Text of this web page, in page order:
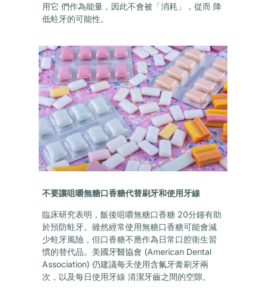
用它 們作為能量，因此不會被「消耗」，從而 降
低蛀牙的可能性。
不要讓咀嚼無糖口香糖代替刷牙和使用牙線
臨床研究表明，飯後咀嚼無糖口香糖 20分鐘有助
於預防蛀牙。雖然經常使用無糖口香糖可能會減
少蛀牙風險，但口香糖不應作為日常口腔衛生習
慣的替代品。美國牙醫協會 (American Dental
Association) 仍建議每天使用含氟牙膏刷牙兩
次，以及每日使用牙線 清潔牙齒之間的空隙。